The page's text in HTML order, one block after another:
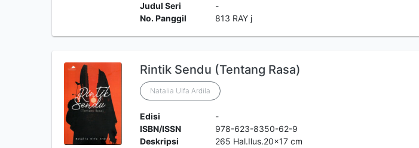
Judul Seri
-
No. Panggil
813 RAY j
Rintik Sendu (Tentang Rasa)
Natalia Ulfa Ardila
Edisi
-
ISBN/ISSN
978-623-8350-62-9
Deskripsi
265 Hal.Ilus.20x17 cm